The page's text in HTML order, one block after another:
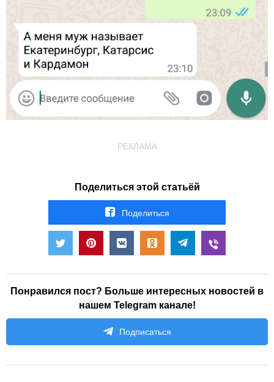
РЕКЛАМА
Поделиться этой статьёй
Поделиться
Понравился пост? Больше интересных новостей в
нашем Telegram канале!
Подписаться